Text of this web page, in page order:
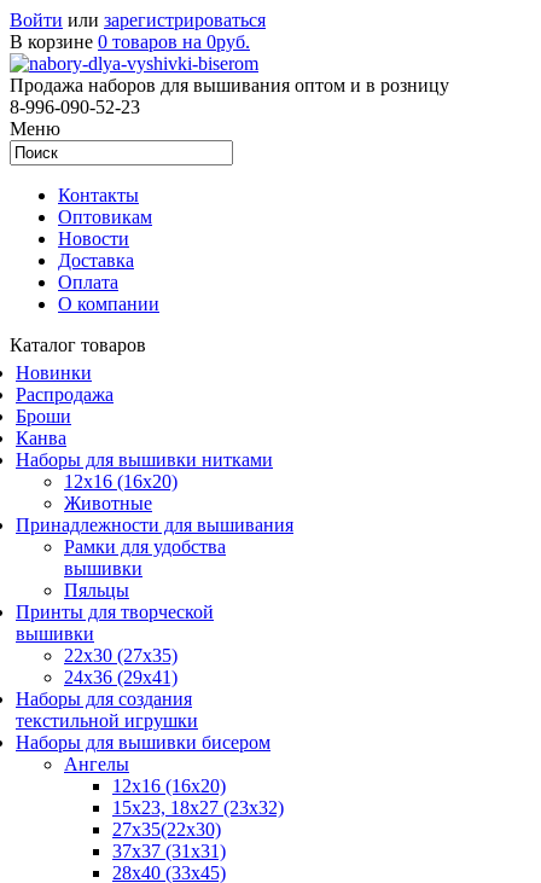
Войти или зарегистрироваться
В корзине 0 товаров на 0руб.
Продажа наборов для вышивания оптом и в розницу
8-996-090-52-23
Меню
Контакты
Оптовикам
Новости
Доставка
Оплата
О компании
Каталог товаров
Новинки
Распродажа
Броши
Канва
Наборы для вышивки нитками
12x16 (16x20)
Животные
Принадлежности для вышивания
Рамки для удобства
вышивки
Пяльцы
Принты для творческой
вышивки
22х30 (27х35)
24х36 (29х41)
Наборы для создания
текстильной игрушки
Наборы для вышивки бисером
Ангелы
12х16 (16х20)
15x23, 18х27 (23х32)
27x35(22x30)
37x37 (31x31)
28х40 (33х45)